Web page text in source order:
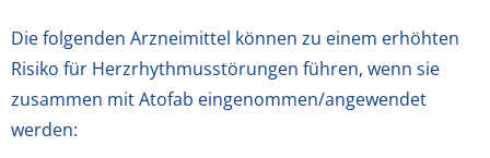
Die folgenden Arzneimittel können zu einem erhöhten
Risiko für Herzrhythmusstörun­gen führen, wenn sie
zusammen mit Atofab eingenommen/an­gewendet
werden: